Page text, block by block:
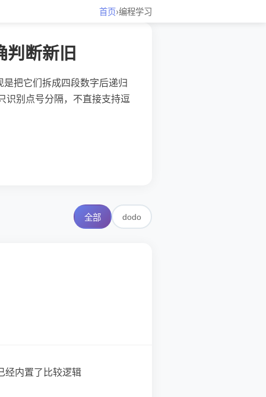
首页›编程学习
判断新旧
是把它们拆成四段数字后递归
识别点号分隔，不直接支持逗
全部 dodo
经内置了比较逻辑